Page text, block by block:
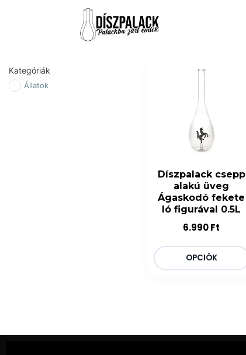
Kategóriák
Állatok
Díszpalack csepp
alakú üveg
Ágaskodó fekete
ló figurával 0.5L
6.990Ft
OPCIÓK